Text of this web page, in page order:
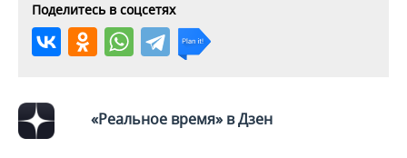
Поделитесь в соцсетях
«Реальное время» в Дзен